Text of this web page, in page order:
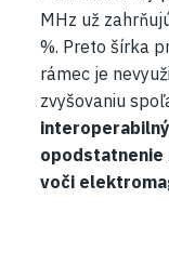
MHz už
%. Preto šírka
rámec je
zvyšovaniu
opodstatnenie
voči